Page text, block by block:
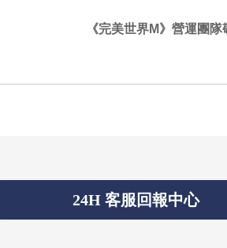
《完美世界M》營運團隊
24H 客服回報中心